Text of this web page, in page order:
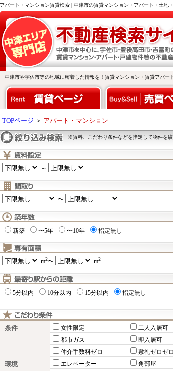
アパート・マンション賃貸検索 | 中津市の賃貸マンション・アパート・土地
中津市や宇佐市等の地域に密着した情報を！賃貸マンション・賃貸アパ
TOPページ ＞ アパート・マンション
※賃料、こだわり条件などを指定して物件を絞
～
〜
新築 〜5年 〜10年 指定無し
m2〜 m2
5分以内 10分以内 15分以内 指定無し
条件 女性限定 二人入居可
都市ガス
即入居可
仲介手数料ゼロ
敷礼ゼロゼ
環境 エレベーター 角部屋